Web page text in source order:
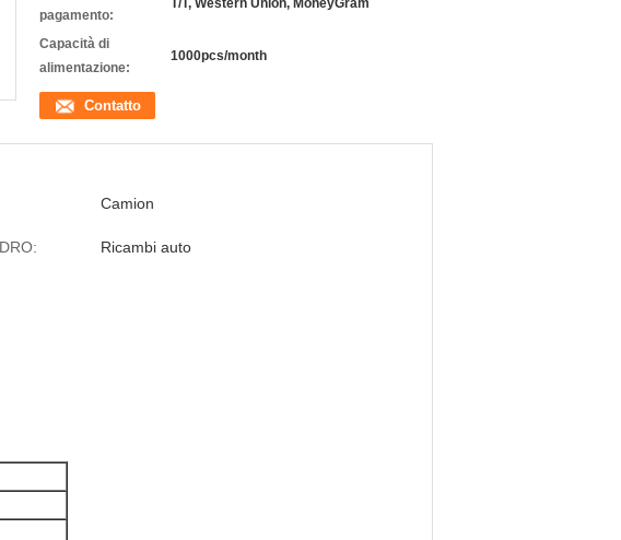
pagamento:
T/T, Western Union, MoneyGram
Capacità di
alimentazione:
1000pcs/month
Contatto
Camion
Ricambi auto